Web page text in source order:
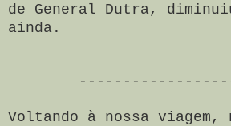
de General Dutra,
ainda.
Voltando à nossa viagem,